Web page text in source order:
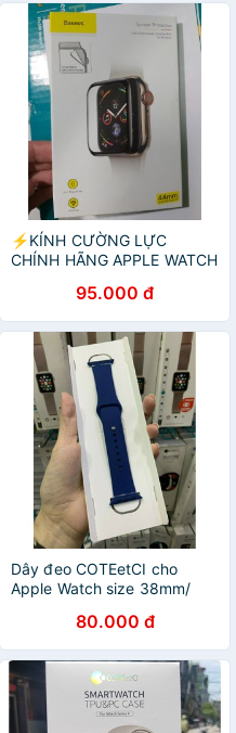
⚡KÍNH CƯỜNG LỰC
CHÍNH HÃNG APPLE WATCH
95.000 đ
Dây đeo COTEetCI cho
Apple Watch size 38mm/
hàng chính hãng
80.000 đ